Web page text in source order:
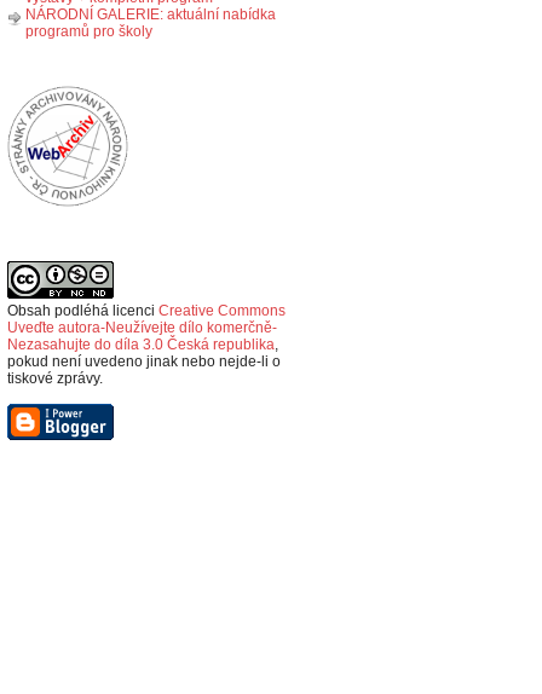
NÁRODNÍ GALERIE: aktuální nabídka
programů pro školy
Obsah podléhá licenci Creative Commons
Uveďte autora-Neužívejte dílo komerčně-
Nezasahujte do díla 3.0 Česká republika,
pokud není uvedeno jinak nebo nejde-li o
tiskové zprávy.